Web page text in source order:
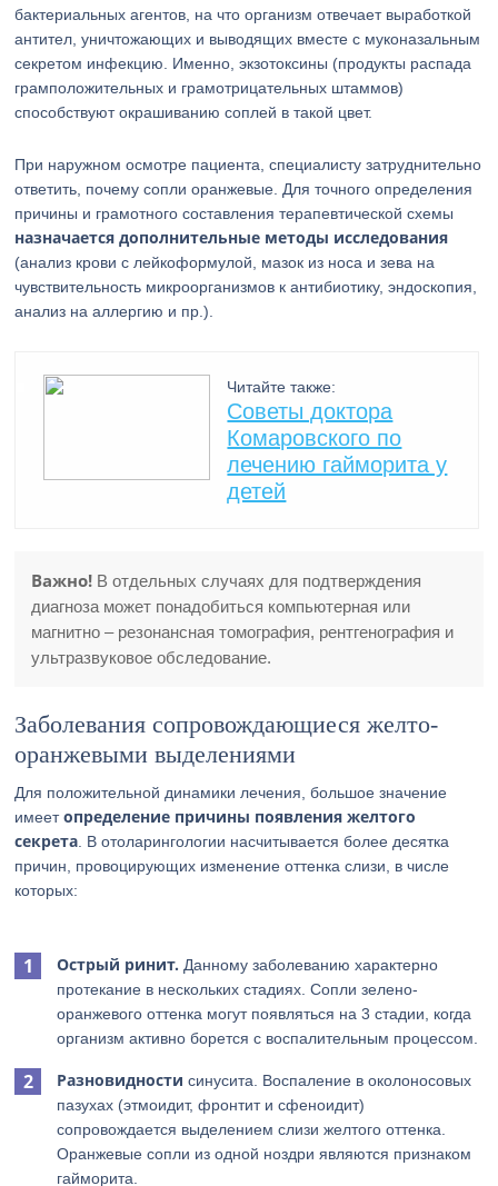
бактериальных агентов, на что организм отвечает выработкой
антител, уничтожающих и выводящих вместе с муконазальным
секретом инфекцию. Именно, экзотоксины (продукты распада
грамположительных и грамотрицательных штаммов)
способствуют окрашиванию соплей в такой цвет.
При наружном осмотре пациента, специалисту затруднительно
ответить, почему сопли оранжевые. Для точного определения
причины и грамотного составления терапевтической схемы
назначается дополнительные методы исследования
(анализ крови с лейкоформулой, мазок из носа и зева на
чувствительность микроорганизмов к антибиотику, эндоскопия,
анализ на аллергию и пр.).
Читайте также:
Советы доктора
Комаровского по
лечению гайморита у
детей
Важно! В отдельных случаях для подтверждения
диагноза может понадобиться компьютерная или
магнитно – резонансная томография, рентгенография и
ультразвуковое обследование.
Заболевания сопровождающиеся желто-
оранжевыми выделениями
Для положительной динамики лечения, большое значение
имеетопределение причины появления желтого
секрета . В отоларингологии насчитывается более десятка
причин, провоцирующих изменение оттенка слизи, в числе
которых:
Острый ринит. Данному заболеванию характерно
протекание в нескольких стадиях. Сопли зелено-
оранжевого оттенка могут появляться на 3 стадии, когда
организм активно борется с воспалительным процессом.
Разновидности синусита. Воспаление в околоносовых
пазухах (этмоидит, фронтит и сфеноидит)
сопровождается выделением слизи желтого оттенка.
Оранжевые сопли из одной ноздри являются признаком
гайморита.